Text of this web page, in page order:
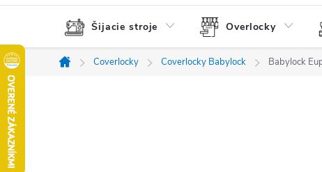
Šijacie stroje Overlocky
Domov
Coverlocky Coverlocky Babylock Babylock